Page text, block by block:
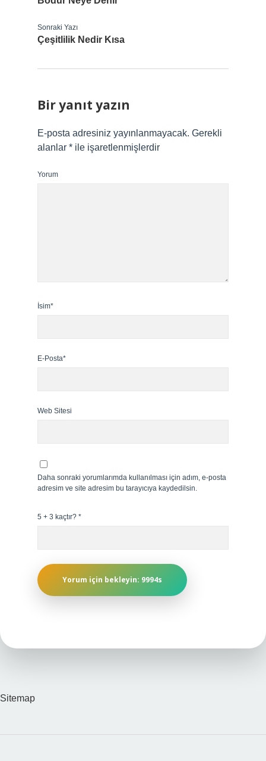
Sonraki Yazı
Çeşitlilik Nedir Kısa
Bir yanıt yazın
E-posta adresiniz yayınlanmayacak. Gerekli
alanlar * ile işaretlenmişlerdir
Yorum
İsim*
E-Posta*
Web Sitesi
Daha sonraki yorumlarımda kullanılması için adım, e-posta
adresim ve site adresim bu tarayıcıya kaydedilsin.
5 + 3 kaçtır? *
Sitemap